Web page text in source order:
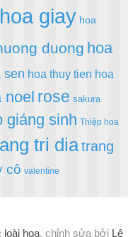
hoa giay hoa
duong hoa
sen hoa thuy tien hoa
noel rose sakura
giáng sinh Thiệp hoa
tri diatrang
cô valentine
loài hoa, chỉnh sửa bởi Lê